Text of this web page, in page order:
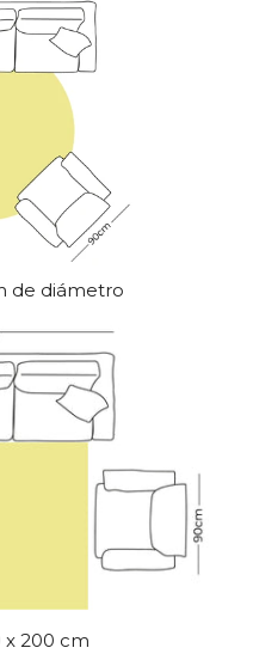
de diámetro
x 200 cm